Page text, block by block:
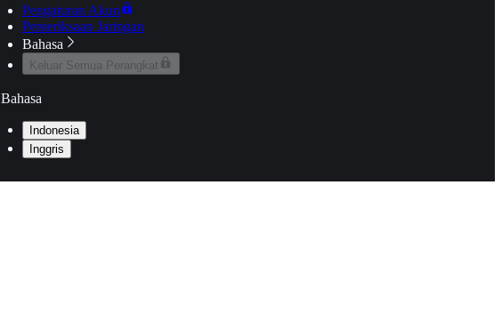
Pengaturan Akun
Pemeriksaan Jaringan
Bahasa
Keluar Semua Perangkat
Bahasa
Indonesia
Inggris